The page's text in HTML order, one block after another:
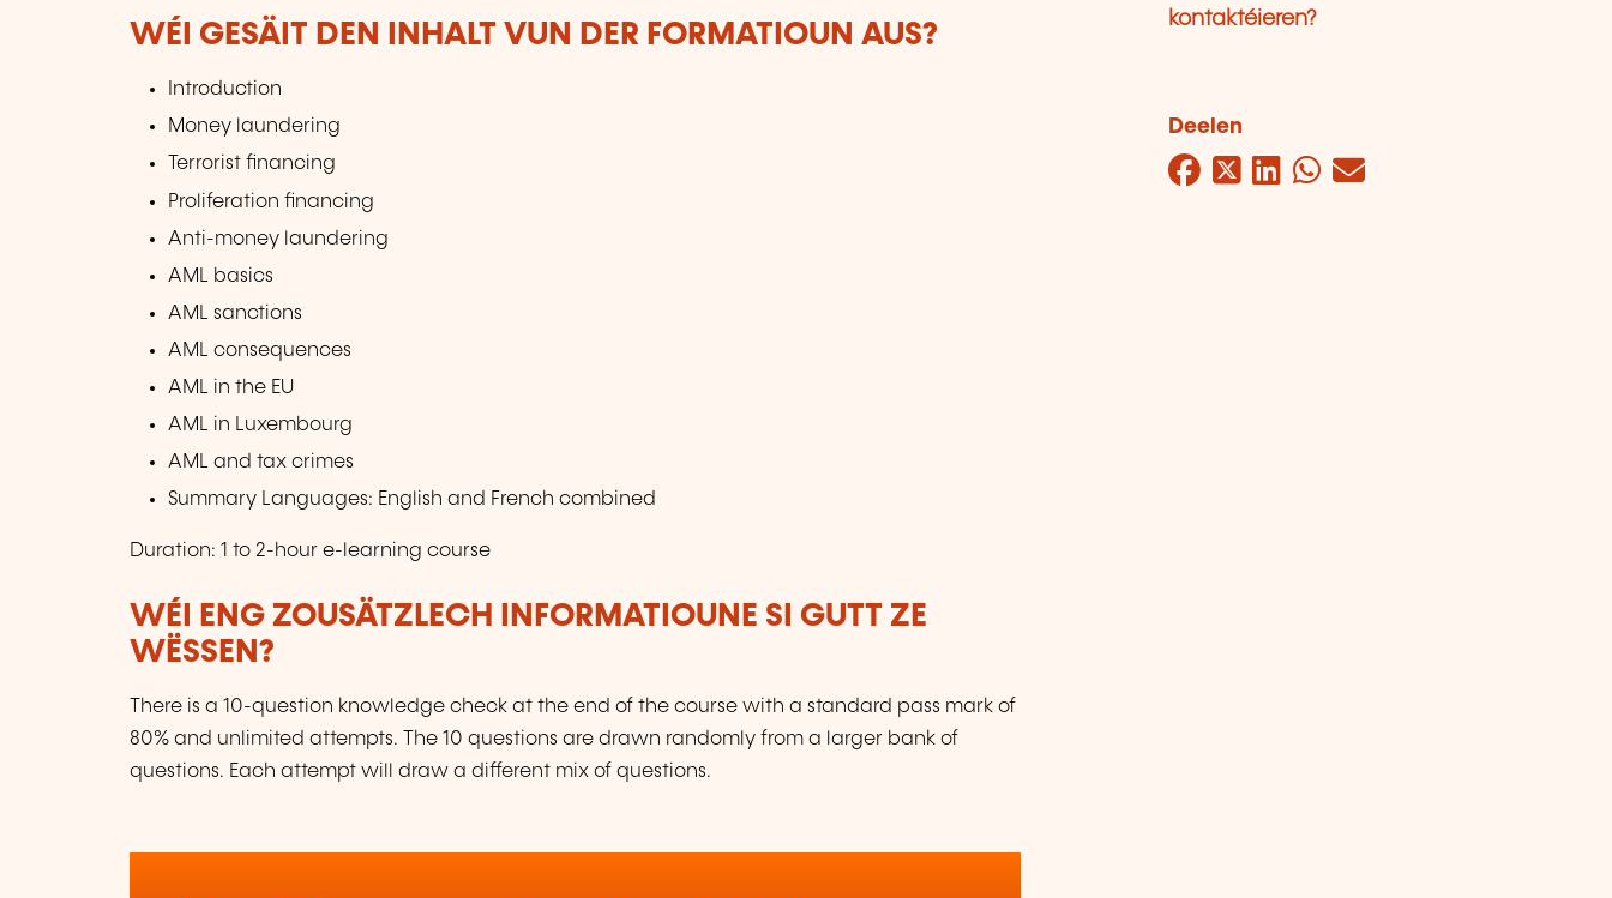
WÉI GESÄIT DEN INHALT VUN DER FORMATIOUN AUS?
Introduction
Money laundering
Terrorist financing
Proliferation financing
Anti-money laundering
AML basics
AML sanctions
AML consequences
AML in the EU
AML in Luxembourg
AML and tax crimes
Summary Languages: English and French combined
Duration: 1 to 2-hour e-learning course
WÉI ENG ZOUSÄTZLECH INFORMATIOUNE SI GUTT ZE
WËSSEN?
There is a 10-question knowledge check at the end of the course with a standard pass mark of
80% and unlimited attempts. The 10 questions are drawn randomly from a larger bank of
questions. Each attempt will draw a different mix of questions.
kontaktéieren?
Deelen
Facebook
Twitter
LinkedIn
WhatsApp
Mail